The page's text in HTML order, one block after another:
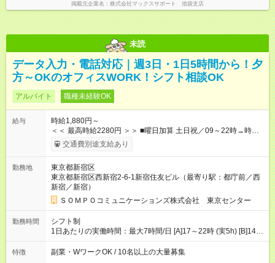
掲載元企業名 株式会社マックスサポート 池袋支店
未読
データ入力・電話対応｜週3日・1日5時間から！夕
方～OKのオフィスWORK！シフト相談OK
アルバイト 職種未経験OK
給与
時給1,880円～
＜＜ 最高時給2280円 ＞＞ ■曜日加算 土日祝／09～22時→時給
＋400円 ■時間加算 月曜／09～12時→時給＋200円 月曜／17～
22時→時給＋200円 金曜／17～22時→時給＋400円 ■導入研
━━━━━━━━━━━━━━━ ■月収例 ◎ロングシフト（週3日×実7h） [1]
金曜日収：15160円×4日＝60640円 [2]土曜日収：15960円×5日
＝79800円 [3]日曜日収：15960円×5日＝79800円 [1]＋[2]＋[3]＝
月収22万240円 ◎ショートシフト（週3日×実5h） [1]月曜日収：
10400円×4日＝41600円 [2]金曜日収：11400円×4日＝45600円
[3]土曜日収：11400円×5日＝57000円 [1]＋[2]＋[3]＝月収14万
4200円 【試用期間】試用期間あり 試用期間の長さ：3ヶ月 ※ 雇
態：本採用時と同じです。 給与：時給 1,780円以上 ※各加算給
無
交通費別途支給あり
勤務地
東京都新宿区
東京都新宿区西新宿2-6-1新宿住友ビル（最寄り駅：都庁前／西
新宿／新宿）
ＳＯＭＰＯコミュニケーションズ株式会社 東京センター
勤務時間
シフト制
1日あたりの実働時間：最大7時間/日 [A]17～22時 (実5h) [B]14～
22時 (実7h/休1h） ★週3～5日※土or日必須 ◎休日：平日メイン
※[B]OJT終了後要相談 ◎下記選択制 （1）曜日固定 週3～・土or
特徴 副業・WワークOK / 10名以上の大量募集